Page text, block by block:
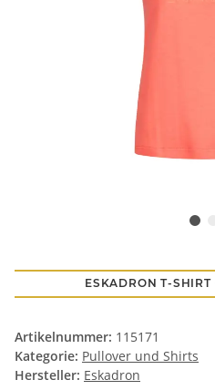
ESKADRON T-SHIRT
Artikelnummer: 115171
Kategorie: Pullover und Shirts
Hersteller: Eskadron